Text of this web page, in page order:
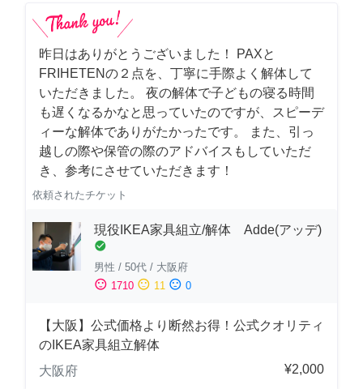
昨日はありがとうございました！ PAXと
FRIHETENの２点を、丁寧に手際よく解体して
いただきました。 夜の解体で子どもの寝る時間
も遅くなるかなと思っていたのですが、スピーデ
ィーな解体でありがたかったです。 また、引っ
越しの際や保管の際のアドバイスもしていただ
き、参考にさせていただきます！
依頼されたチケット
現役IKEA家具組立/解体 Adde(アッデ)
check_circle
男性 / 50代 / 大阪府
sentiment_satisfied 1710 sentiment_neutral 11 sentiment_dissatisfied 0
【大阪】公式価格より断然お得！公式クオリティ
のIKEA家具組立解体
大阪府
¥2,000